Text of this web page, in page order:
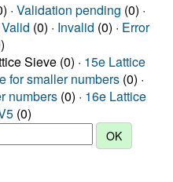
· Validation pending (0) ·
Valid (0) · Invalid (0) · Error
Sieve (0) · 15e Lattice
for smaller numbers (0) ·
numbers (0) · 16e Lattice
(0)